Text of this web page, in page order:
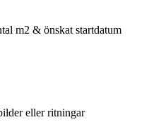
m2 & önskat startdatum
eller ritningar